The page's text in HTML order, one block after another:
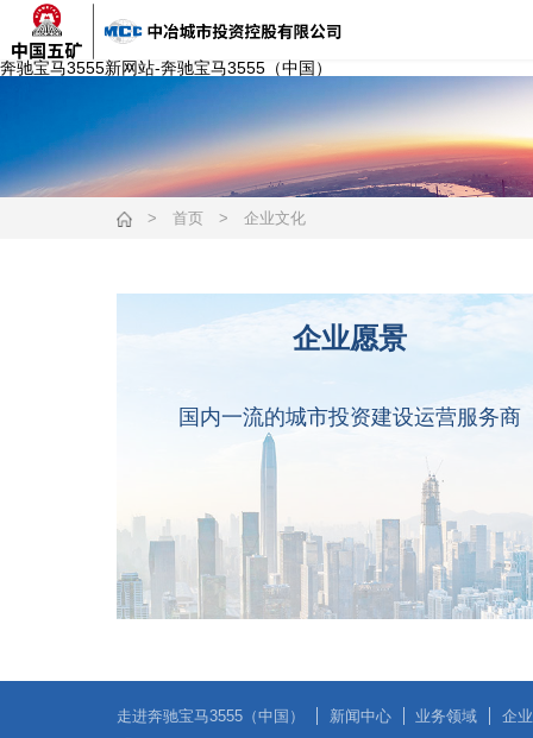
奔驰宝马3555新网站-奔驰宝马3555（中国）
> 首页 > 企业文化
企业愿景
国内一流的城市投资建设运营服务商
走进奔驰宝马3555（中国） 新闻中心 业务领域 企